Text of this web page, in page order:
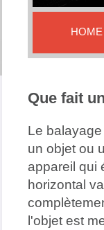
HOME
Que fait
Le
un objet ou
appareil qui
horizontal
l'objet est